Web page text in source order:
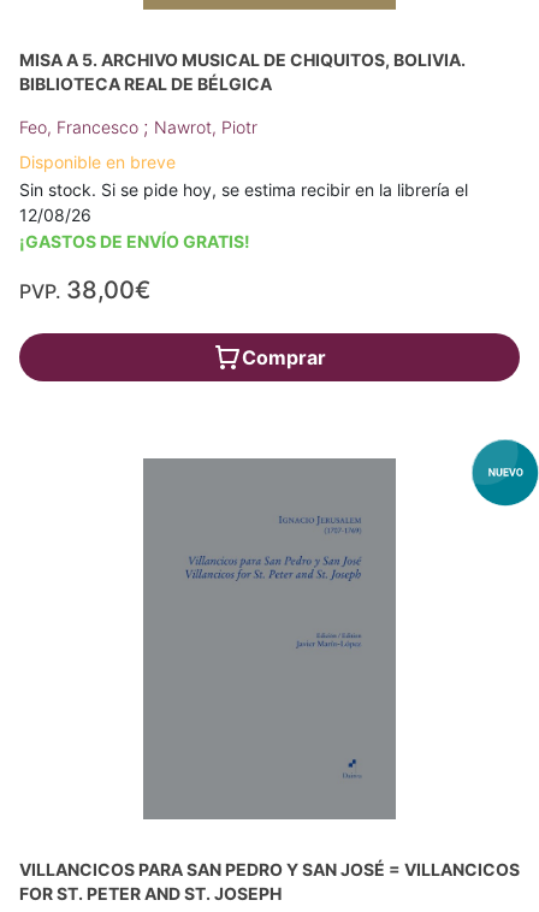
MISA A 5. ARCHIVO MUSICAL DE CHIQUITOS, BOLIVIA.
BIBLIOTECA REAL DE BÉLGICA
Feo, Francesco ; Nawrot, Piotr
Disponible en breve
Sin stock. Si se pide hoy, se estima recibir en la librería el
12/08/26
¡GASTOS DE ENVÍO GRATIS!
PVP. 38,00€
Comprar
VILLANCICOS PARA SAN PEDRO Y SAN JOSÉ = VILLANCICOS
FOR ST. PETER AND ST. JOSEPH